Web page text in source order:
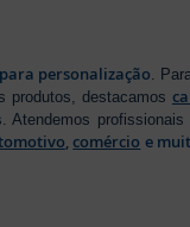
personalização .
produtos, destacamos
Atendemos
,comércio e